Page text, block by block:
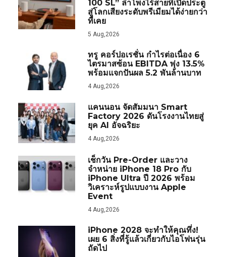
100 SL” ลำโพงไร้สายที่เปิดประตู
สู่โลกเสียงระดับพรีเมียมได้ง่ายกว่า
ที่เคย
5 Aug,2026
ทรู คอร์ปอเรชั่น กำไรต่อเนื่อง 6
ไตรมาสซ้อน EBITDA พุ่ง 13.5%
พร้อมแจกปันผล 5.2 พันล้านบาท
4 Aug,2026
แคนนอน จัดสัมมนา Smart
Factory 2026 ดันโรงงานไทยสู่
ยุค AI อัจฉริยะ
4 Aug,2026
เช็กวัน Pre-Order และวาง
จำหน่าย iPhone 18 Pro กับ
iPhone Ultra ปี 2026 พร้อม
วิเคราะห์รูปแบบงาน Apple
Event
4 Aug,2026
iPhone 2028 จะทำให้คุณทึ่ง!
เผย 6 สิ่งที่รู้แล้วเกี่ยวกับไอโฟนรุ่น
ถัดไป